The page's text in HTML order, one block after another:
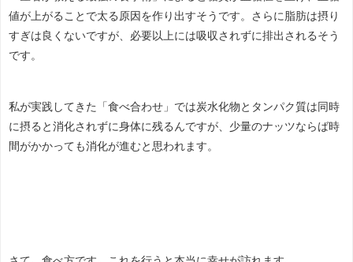
値が上がることで太る原因を作り出すそうです。さらに脂肪は摂り
すぎは良くないですが、必要以上には吸収されずに排出されるそう
です。
私が実践してきた「食べ合わせ」では炭水化物とタンパク質は同時
に摂ると消化されずに身体に残るんですが、少量のナッツならば時
間がかかっても消化が進むと思われます。